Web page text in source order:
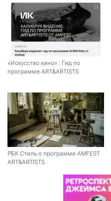
«Искусство кино» : Гид по
программе ART&ARTISTS
РБК Стиль о программе AMFEST
ART&ARTISTS